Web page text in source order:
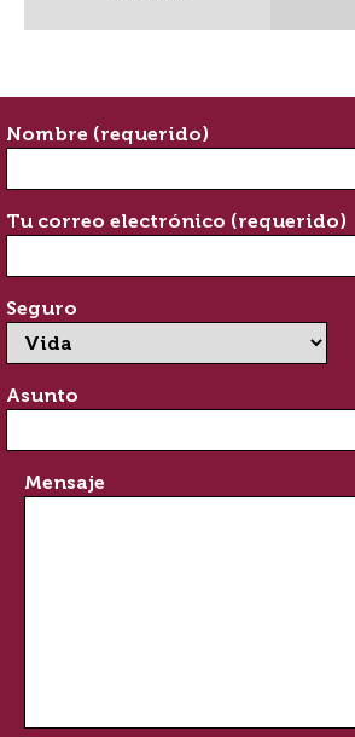
Nombre (requerido)
Tu correo electrónico (requerido)
Seguro
Asunto
Mensaje